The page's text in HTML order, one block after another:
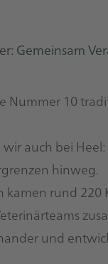
Gemeinsam
Nummer 10
auch bei
hinweg.
kamen rund
und